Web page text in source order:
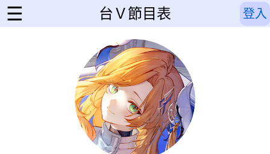
☰ 台Ｖ節目表 登入